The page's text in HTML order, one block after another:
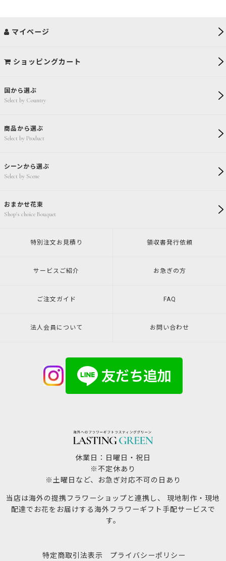
国から選ぶ
Select by Country
商品から選ぶ
Select by Product
シーンから選ぶ
Select by Scene
おまかせ花束
Shop's choice Bouquet
マイページ
ショッピングカート
特別注文 お見積り 領収書発行依頼
サービスご紹介 お急ぎの方
ご注文ガイド FAQ
法人会員について お問い合わせ
休業日：日曜日・祝日
※不定休あり
※土曜日など、お急ぎ対応不可の日あり
当店は海外の提携フラワーショップと連携し、 現地制作・現地
配達でお花をお届けする海外フラワーギフト手配サービスで
す。
特定商取引法表示 プライバシーポリシー